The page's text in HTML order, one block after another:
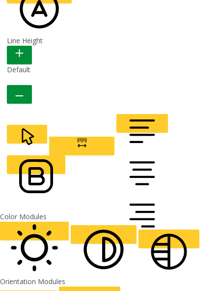
READABLE FONT
CURSOR LETTER SPACING
ALIGN TEXT
LIGHT CONTRAST
Orientation Modules